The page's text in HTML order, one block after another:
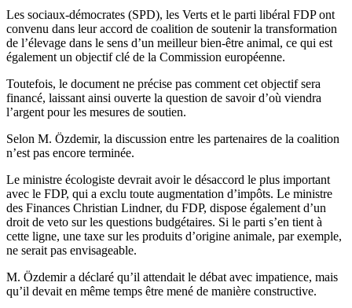
Les sociaux-démocrates (SPD), les Verts et le parti libéral FDP ont
convenu dans leur accord de coalition de soutenir la transformation
de l’élevage dans le sens d’un meilleur bien-être animal, ce qui est
également un objectif clé de la Commission européenne.
Toutefois, le document ne précise pas comment cet objectif sera
financé, laissant ainsi ouverte la question de savoir d’où viendra
l’argent pour les mesures de soutien.
Selon M. Özdemir, la discussion entre les partenaires de la coalition
n’est pas encore terminée.
Le ministre écologiste devrait avoir le désaccord le plus important
avec le FDP, qui a exclu toute augmentation d’impôts. Le ministre
des Finances Christian Lindner, du FDP, dispose également d’un
droit de veto sur les questions budgétaires. Si le parti s’en tient à
cette ligne, une taxe sur les produits d’origine animale, par exemple,
ne serait pas envisageable.
M. Özdemir a déclaré qu’il attendait le débat avec impatience, mais
qu’il devait en même temps être mené de manière constructive.